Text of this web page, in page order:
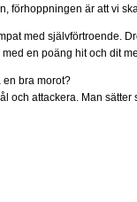
förhoppningen är att vi
med självförtroende.
en poäng hit och dit
en bra morot?
och attackera. Man